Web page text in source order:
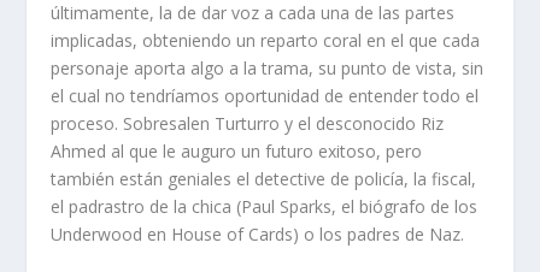
últimamente, la de dar voz a cada una de las partes
implicadas, obteniendo un reparto coral en el que cada
personaje aporta algo a la trama, su punto de vista, sin
el cual no tendríamos oportunidad de entender todo el
proceso. Sobresalen Turturro y el desconocido Riz
Ahmed al que le auguro un futuro exitoso, pero
también están geniales el detective de policía, la fiscal,
el padrastro de la chica (Paul Sparks, el biógrafo de los
Underwood en House of Cards) o los padres de Naz.